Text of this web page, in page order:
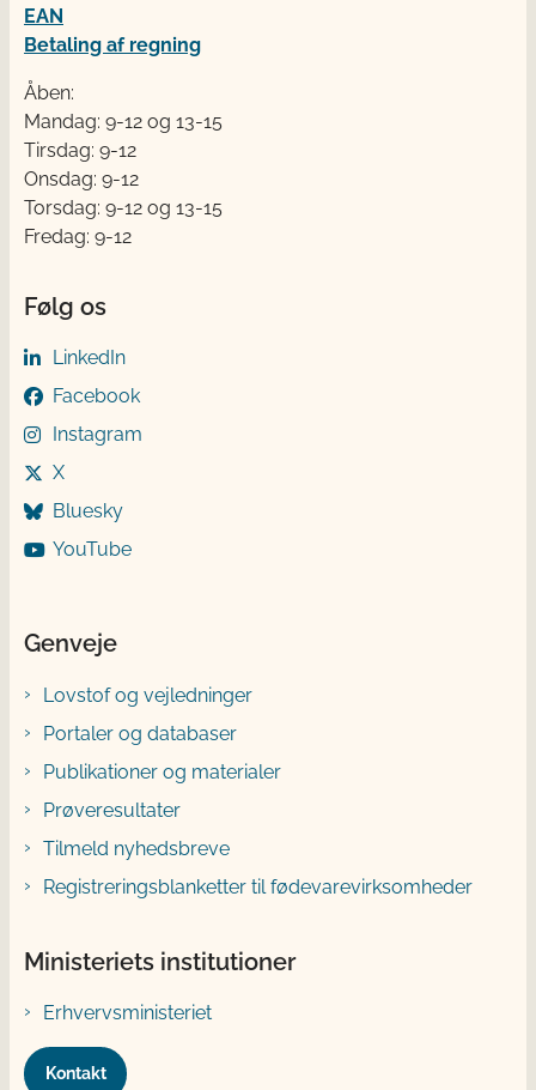
EAN
Betaling af regning
Åben:
Mandag: 9-12 og 13-15
Tirsdag: 9-12
Onsdag: 9-12
Torsdag: 9-12 og 13-15
Fredag: 9-12
Følg os
LinkedIn
Facebook
Instagram
X
Bluesky
YouTube
Genveje
Lovstof og vejledninger
Portaler og databaser
Publikationer og materialer
Prøveresultater
Tilmeld nyhedsbreve
Registreringsblanketter til fødevarevirksomheder
Ministeriets institutioner
Erhvervsministeriet
Kontakt